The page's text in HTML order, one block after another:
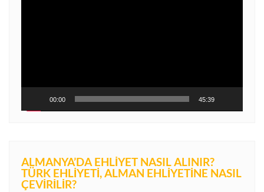
00:00 45:39
ALMANYA’DA EHLIYET NASIL ALINIR?
TÜRK EHLIYETI, ALMAN EHLIYETINE NASIL
ÇEVIRILIR?